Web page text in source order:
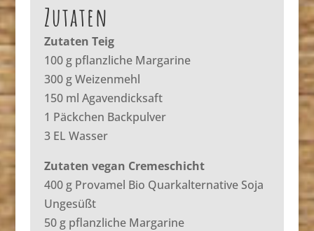
Zutaten
Zutaten Teig
100 g pflanzliche Margarine
300 g Weizenmehl
150 ml Agavendicksaft
1 Päckchen Backpulver
3 EL Wasser
Zutaten vegan Cremeschicht
400 g Provamel Bio Quarkalternative Soja
Ungesüßt
50 g pflanzliche Margarine